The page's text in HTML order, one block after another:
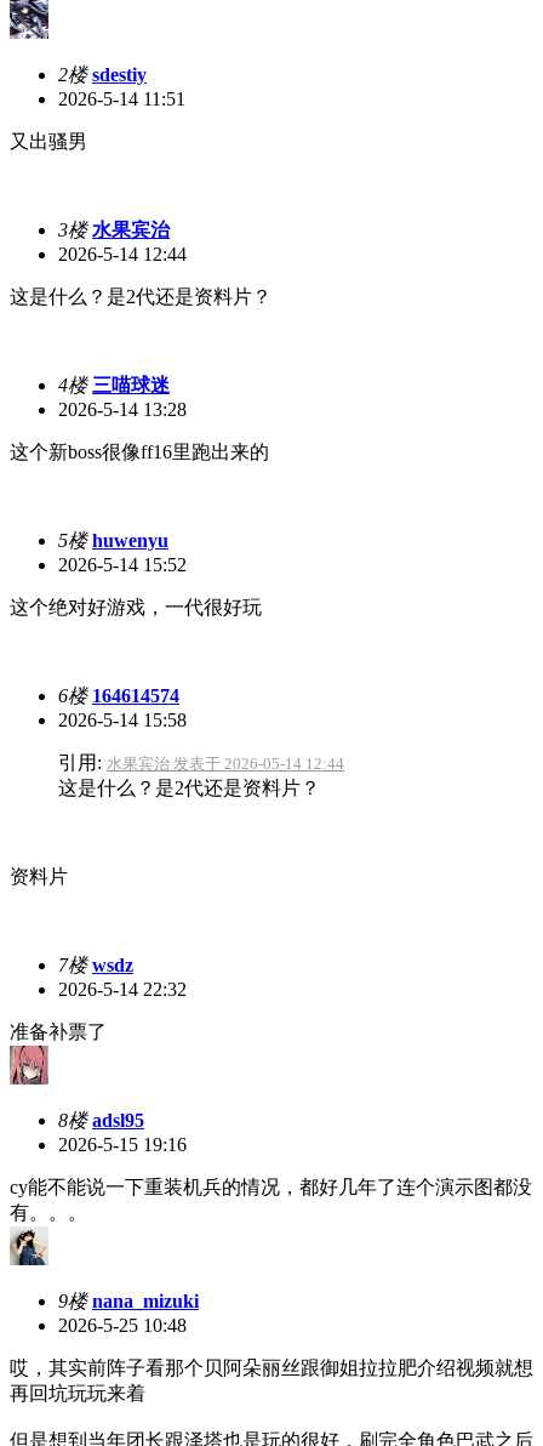
2楼 sdestiy
2026-5-14 11:51
又出骚男
3楼 水果宾治
2026-5-14 12:44
这是什么？是2代还是资料片？
4楼 三喵球迷
2026-5-14 13:28
这个新boss很像ff16里跑出来的
5楼 huwenyu
2026-5-14 15:52
这个绝对好游戏，一代很好玩
6楼 164614574
2026-5-14 15:58
引用: 水果宾治 发表于 2026-05-14 12:44
这是什么？是2代还是资料片？
资料片
7楼 wsdz
2026-5-14 22:32
准备补票了
8楼 adsl95
2026-5-15 19:16
cy能不能说一下重装机兵的情况，都好几年了连个演示图都没
有。。。
9楼 nana_mizuki
2026-5-25 10:48
哎，其实前阵子看那个贝阿朵丽丝跟御姐拉拉肥介绍视频就想
再回坑玩玩来着
但是想到当年团长跟泽塔也是玩的很好，刷完全角色巴武之后